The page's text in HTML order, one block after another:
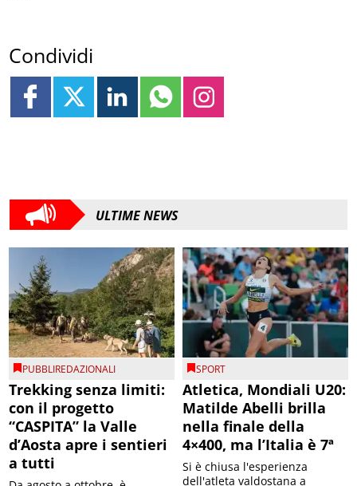
Condividi
ULTIME NEWS
PUBBLIREDAZIONALI
Trekking senza limiti:
con il progetto
“CASPITA” la Valle
d’Aosta apre i sentieri
a tutti
SPORT
Atletica, Mondiali U20:
Matilde Abelli brilla
nella finale della
4×400, ma l’Italia è 7ª
Si è chiusa l'esperienza
dell'atleta valdostana a